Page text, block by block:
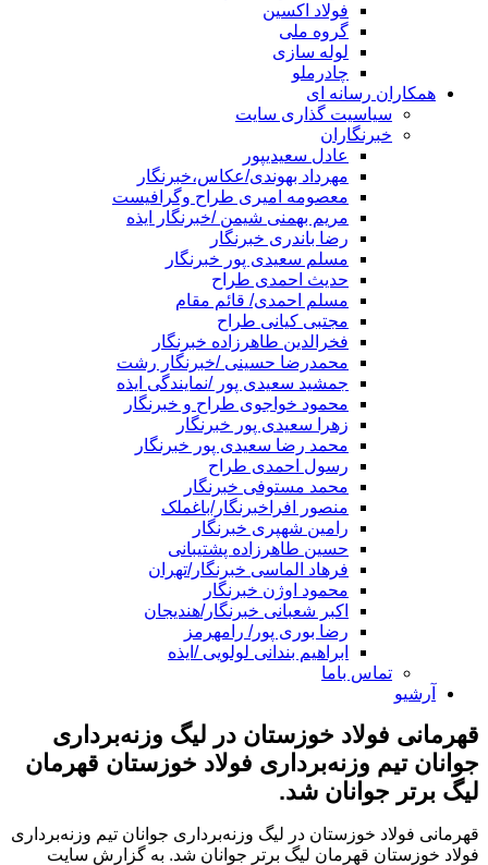
فولاد اکسین
گروه ملی
لوله سازی
چادرملو
همکاران رسانه ای
سیاسیت گذاری سایت
خبرنگاران
عادل سعیدیپور
مهرداد بهوندی/عکاس،خبرنگار
معصومه امیری طراح وگرافیست
مریم بهمنی شیمن /خبرنگار ایذه
رضا باندری خبرنگار
مسلم سعیدی پور خبرنگار
حدیث احمدی طراح
مسلم احمدی/ قائم مقام
مجتبی کیانی طراح
فخرالدین طاهرزاده خبرنگار
محمدرضا حسینی /خبرنگار رشت
جمشید سعیدی پور /نمایندگی ایذه
محمود خواجوی طراح و خبرنگار
زهرا سعیدی پور خبرنگار
محمد رضا سعیدی پور خبرنگار
رسول احمدی طراح
محمد مستوفی خبرنگار
منصور افراخبرنگار/باغملک
رامین شهپری خبرنگار
حسین طاهرزاده پشتیبانی
فرهاد الماسی خبرنگار/تهران
محمود اوژن خبرنگار
اکبر شعبانی خبرنگار/هندیجان
رضا بوری پور/ رامهرمز
ابراهیم بندانی لولویی /ایذه
تماس باما
آرشیو
قهرمانی فولاد خوزستان در لیگ وزنه‌برداری
جوانان تیم وزنه‌برداری فولاد خوزستان قهرمان
لیگ برتر جوانان شد.
قهرمانی فولاد خوزستان در لیگ وزنه‌برداری جوانان تیم وزنه‌برداری
فولاد خوزستان قهرمان لیگ برتر جوانان شد. به گزارش سایت